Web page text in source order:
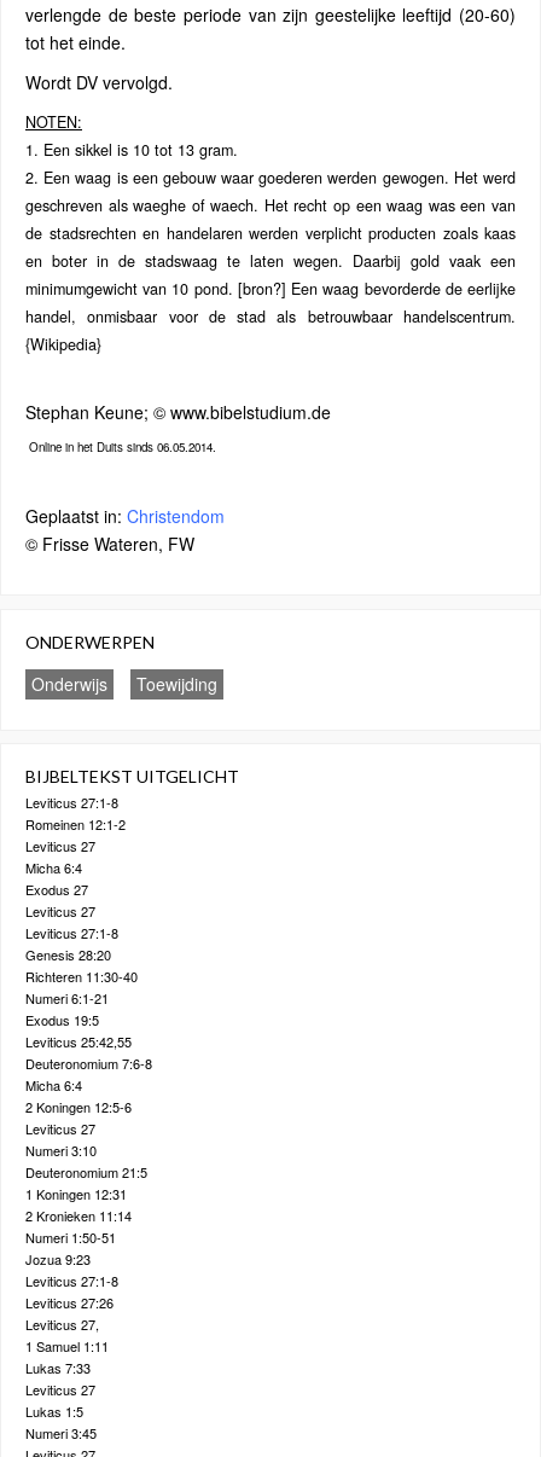
verlengde de beste periode van zijn geestelijke leeftijd (20-60)
tot het einde.
Wordt DV vervolgd.
NOTEN:
1. Een sikkel is 10 tot 13 gram.
2. Een waag is een gebouw waar goederen werden gewogen. Het werd
geschreven als waeghe of waech. Het recht op een waag was een van
de stadsrechten en handelaren werden verplicht producten zoals kaas
en boter in de stadswaag te laten wegen. Daarbij gold vaak een
minimumgewicht van 10 pond. [bron?] Een waag bevorderde de eerlijke
handel, onmisbaar voor de stad als betrouwbaar handelscentrum.
{Wikipedia}
Stephan Keune; © www.bibelstudium.de
Online in het Duits sinds 06.05.2014.
Geplaatst in: Christendom
© Frisse Wateren, FW
ONDERWERPEN
Onderwijs Toewijding
BIJBELTEKST UITGELICHT
Leviticus 27:1-8
Romeinen 12:1-2
Leviticus 27
Micha 6:4
Exodus 27
Leviticus 27
Leviticus 27:1-8
Genesis 28:20
Richteren 11:30-40
Numeri 6:1-21
Exodus 19:5
Leviticus 25:42,55
Deuteronomium 7:6-8
Micha 6:4
2 Koningen 12:5-6
Leviticus 27
Numeri 3:10
Deuteronomium 21:5
1 Koningen 12:31
2 Kronieken 11:14
Numeri 1:50-51
Jozua 9:23
Leviticus 27:1-8
Leviticus 27:26
Leviticus 27,
1 Samuel 1:11
Lukas 7:33
Leviticus 27
Lukas 1:5
Numeri 3:45